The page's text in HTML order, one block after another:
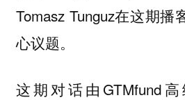
Tomasz Tunguz在这期
心议题。
这期对话由GTMfund